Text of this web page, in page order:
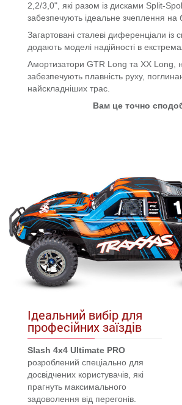
2,2/3,0", які разом із дисками Split-
забезпечують ідеальне зчеплення на
Загартовані сталеві диференціали
додають моделі надійності в
Амортизатори GTR Long та XX Long,
забезпечують плавність руху,
найскладніших трас.
Вам це точно
Ідеальний вибір для
професійних заїздів
Slash 4x4 Ultimate PRO
розроблений спеціально для
досвідчених користувачів, які
прагнуть максимального
задоволення від перегонів.